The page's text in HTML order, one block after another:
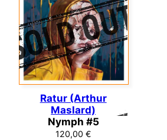
Ratur (Arthur
Maslard)
Nymph #5
120,00 €